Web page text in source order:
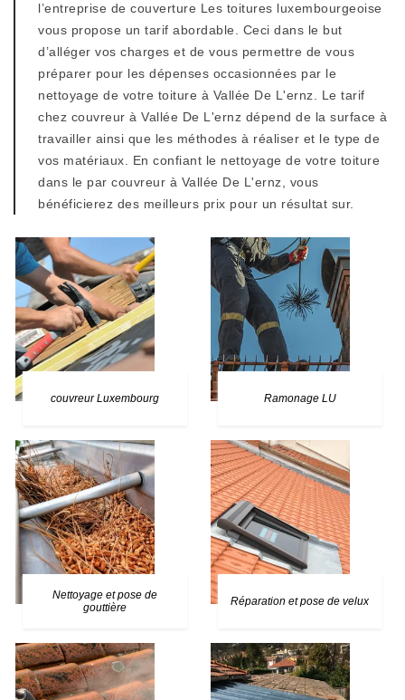
l’entreprise de couverture Les toitures luxembourgeoise
vous propose un tarif abordable. Ceci dans le but
d’alléger vos charges et de vous permettre de vous
préparer pour les dépenses occasionnées par le
nettoyage de votre toiture à Vallée De L'ernz. Le tarif
chez couvreur à Vallée De L'ernz dépend de la surface à
travailler ainsi que les méthodes à réaliser et le type de
vos matériaux. En confiant le nettoyage de votre toiture
dans le par couvreur à Vallée De L'ernz, vous
bénéficierez des meilleurs prix pour un résultat sur.
couvreur Luxembourg Ramonage LU
Nettoyage et pose de
gouttière
Réparation et pose de velux